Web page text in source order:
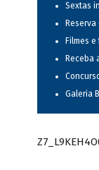
Sextas
Filmes
Receba
Galeria